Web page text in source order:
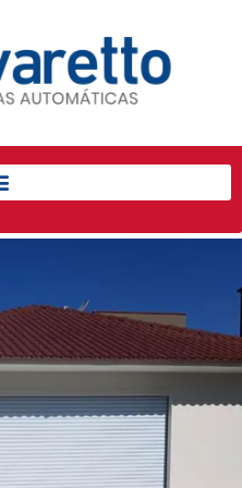
Início
Porta de Enrolar Automática
Automatizadores
Acessórios Para Portas de
Pintura eletrostática
Portfólio
Contato